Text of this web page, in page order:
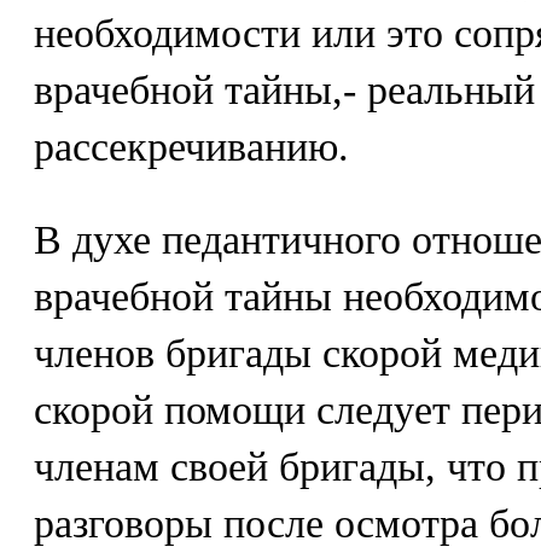
необходимости или это
врачебной тайны,-
рассекречиванию.
В духе педантичного
врачебной тайны
членов бригады скорой
скорой помощи следует
членам своей бригады, что
разговоры после осмотра